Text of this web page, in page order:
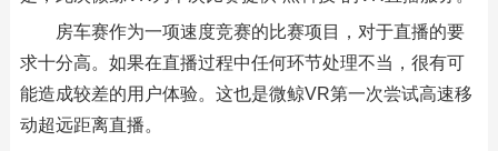
房车赛作为一项速度竞赛的比赛项目，对于直播的要
求十分高。如果在直播过程中任何环节处理不当，很有可
能造成较差的用户体验。这也是微鲸VR第一次尝试高速移
动超远距离直播。